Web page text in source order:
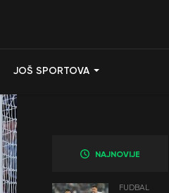
JOŠ SPORTOVA
NAJNOVIJE
FUDBAL